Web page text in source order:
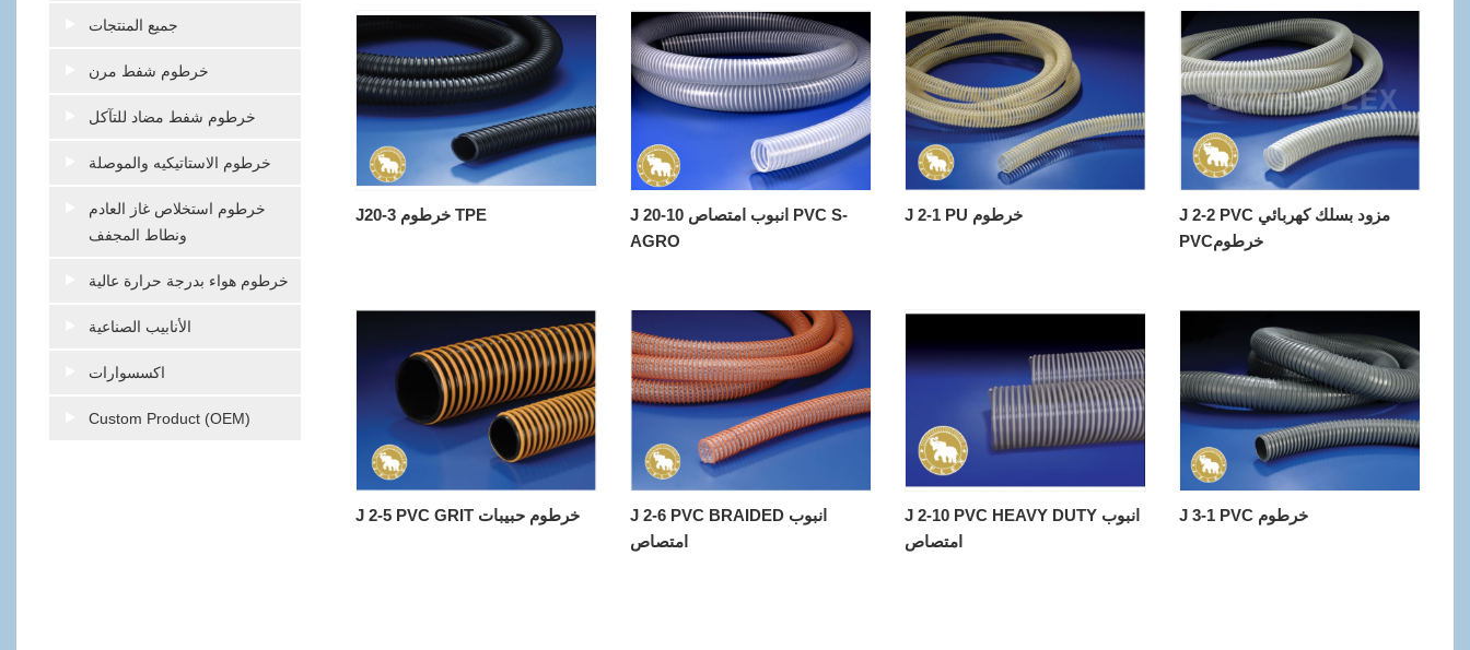
جميع المنتجات
خرطوم شفط مرن
خرطوم شفط مضاد للتآكل
خرطوم الاستاتيكيه والموصلة
خرطوم استخلاص غاز العادم
ونطاط المجفف
خرطوم هواء بدرجة حرارة عالية
الأنابيب الصناعية
اكسسوارات
Custom Product (OEM)
J20-3 خرطوم TPE
J 20-10 انبوب امتصاص PVC S-
AGRO
J 2-1 PU خرطوم
J 2-2 PVC مزود بسلك كهربائي
PVCخرطوم
J 2-5 PVC GRIT خرطوم حبيبات
J 2-6 PVC BRAIDED انبوب
امتصاص
J 2-10 PVC HEAVY DUTY انبوب
امتصاص
J 3-1 PVC خرطوم